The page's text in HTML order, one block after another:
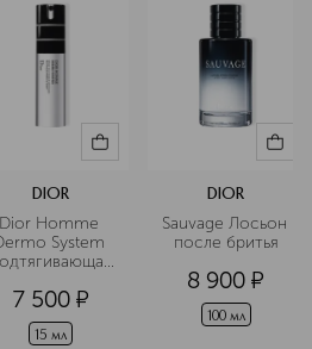
DIOR
Dior Homme
System
контура глаз,
снимающая
признаки
7 500 ¤
15 мл
DIOR
Sauvage Лосьон
после бритья
8 900 ¤
100 мл